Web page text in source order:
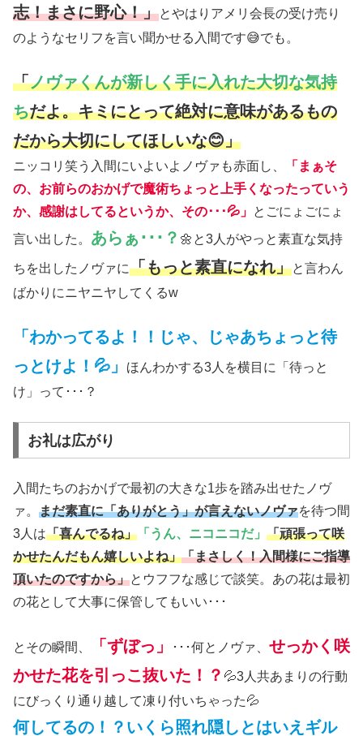
志！まさに野心！」とやはりアメリ会長の受け売り
のようなセリフを言い聞かせる入間です😅でも。
「ノヴァくんが新しく手に入れた大切な気持
ちだよ。キミにとって絶対に意味があるもの
だから大切にしてほしいな😊」
ニッコリ笑う入間にいよいよノヴァも赤面し、
「まぁそ
の、お前らのおかげで魔術ちょっと上手くなったっていう
か、感謝はしてるというか、その･･･💦」 とごにょごにょ
言い出した。 あらぁ･･･？ 🌼と3人がやっと素直な気持
ちを出したノヴァに「もっと素直になれ」と言わん
ばかりにニヤニヤしてくるw
「わかってるよ！！じゃ、じゃあちょっと待
っとけよ！💦」
ほんわかする3人を横目に「待っと
け」って･･･？
お礼は広がり
入間たちのおかげで最初の大きな1歩を踏み出せたノヴ
ァ。 まだ素直に「ありがとう」が言えないノヴァを待つ間
3人は「喜んでるね」 「うん、ニコニコだ」 「頑張って咲
かせたんだもん嬉しいよね」「まさしく！入間様にご指導
頂いたのですから」とウフフな感じで談笑。あの花は最初
の花として大事に保管してもいい･･･
とその瞬間、 「ずぼっ」 ･･･何とノヴァ、 せっかく咲
かせた花を引っこ抜いた！？ 💦3人共あまりの行動
にびっくり通り越して凍り付いちゃった💦
何してるの！？いくら照れ隠しとはいえギル